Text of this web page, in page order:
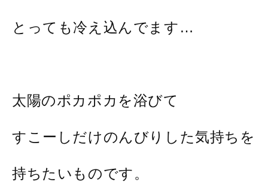
とっても冷え込んでます…
太陽のポカポカを浴びて
すこーしだけのんびりした気持ちを
持ちたいものです。